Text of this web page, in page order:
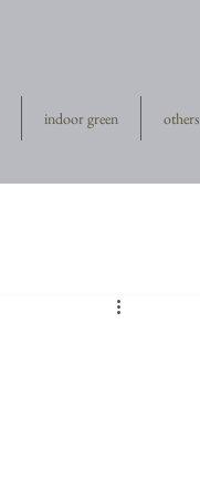
indoor green others